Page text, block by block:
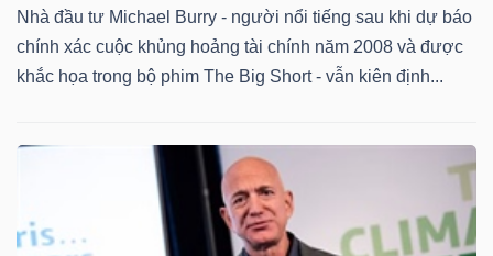
Nhà đầu tư Michael Burry - người nổi tiếng sau khi dự báo
chính xác cuộc khủng hoảng tài chính năm 2008 và được
khắc họa trong bộ phim The Big Short - vẫn kiên định...
Thuật
ngữ
vụ
(-)